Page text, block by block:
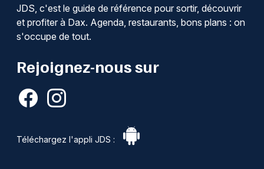
JDS, c'est le guide de référence pour sortir, découvrir
et profiter à Dax. Agenda, restaurants, bons plans : on
s'occupe de tout.
Rejoignez-nous sur
Téléchargez l'appli JDS :